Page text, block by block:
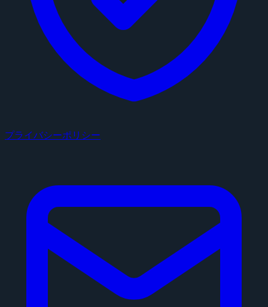
プライバシーポリシー